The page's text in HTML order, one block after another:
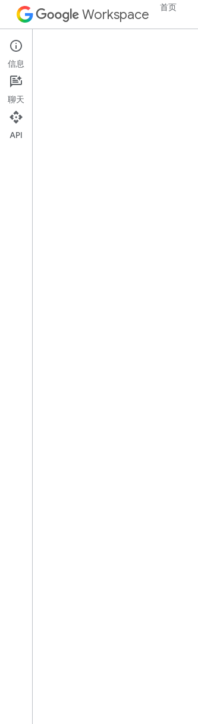
Workspace 首页
Google Chat
概览
信息
聊天
API